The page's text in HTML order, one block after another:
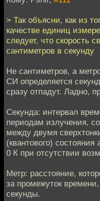
> Так объясни, как из
качестве единиц
следует, что скорость
сантиметров в секунду
Не сантиметров, а
СИ определяется
сразу отпадут. Ладно,
Секунда: интервал
периодам излучения,
между двумя
(квантового)
0 К при отсутствии
Метр: расстояние,
за промежуток
секунды.